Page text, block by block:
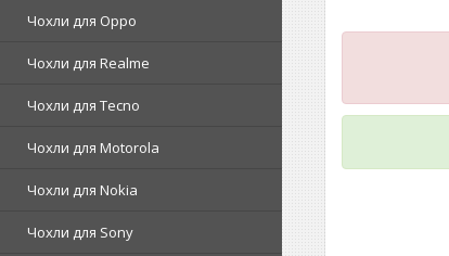
Чохли для Oppo
Чохли для Realme
Чохли для Tecno
Чохли для Motorola
Чохли для Nokia
Чохли для Sony